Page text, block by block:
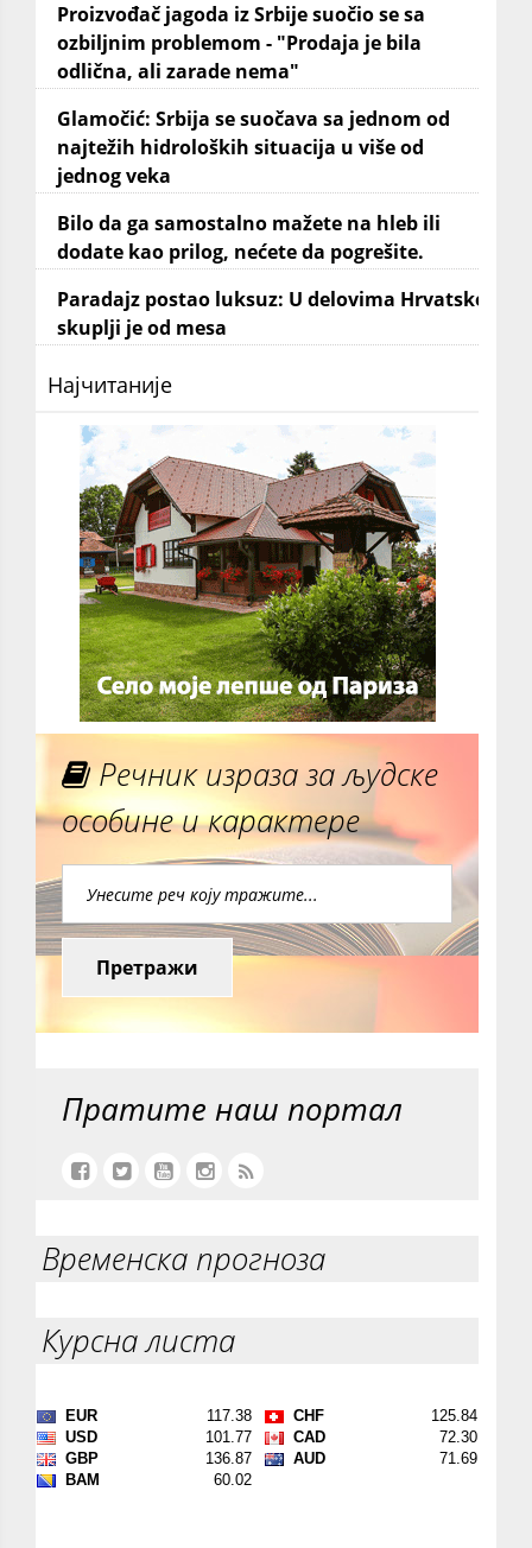
Proizvođač jagoda iz Srbije suočio se sa
ozbiljnim problemom - "Prodaja je bila
odlična, ali zarade nema"
Glamočić: Srbija se suočava sa jednom od
najtežih hidroloških situacija u više od
jednog veka
Bilo da ga samostalno mažete na hleb ili
dodate kao prilog, nećete da pogrešite.
Paradajz postao luksuz: U delovima Hrvatske
skuplji je od mesa
Најчитаније
Речник израза за људске
особине и карактере
Претражи
Пратите наш портал
Временска прогноза
Курсна листа